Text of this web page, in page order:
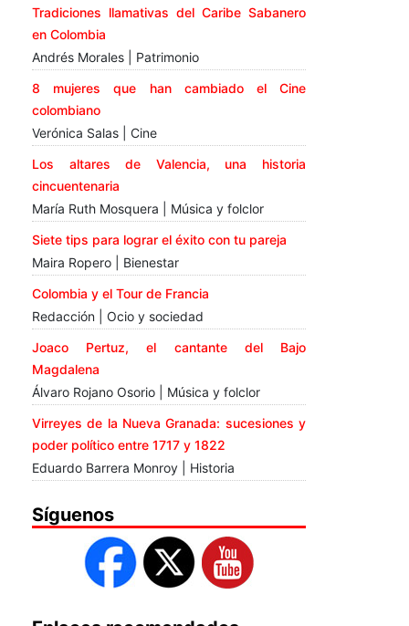
Tradiciones llamativas del Caribe Sabanero
en Colombia
Andrés Morales | Patrimonio
8 mujeres que han cambiado el Cine
colombiano
Verónica Salas | Cine
Los altares de Valencia, una historia
cincuentenaria
María Ruth Mosquera | Música y folclor
Siete tips para lograr el éxito con tu pareja
Maira Ropero | Bienestar
Colombia y el Tour de Francia
Redacción | Ocio y sociedad
Joaco Pertuz, el cantante del Bajo
Magdalena
Álvaro Rojano Osorio | Música y folclor
Virreyes de la Nueva Granada: sucesiones y
poder político entre 1717 y 1822
Eduardo Barrera Monroy | Historia
Síguenos